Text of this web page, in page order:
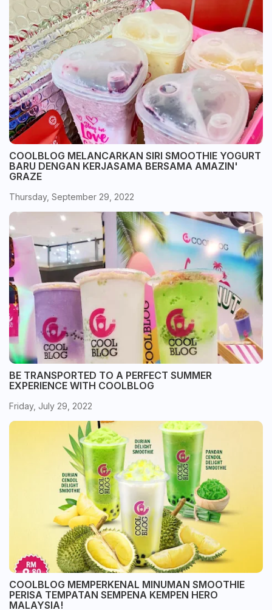
COOLBLOG MELANCARKAN SIRI SMOOTHIE YOGURT
BARU DENGAN KERJASAMA BERSAMA AMAZIN'
GRAZE
Thursday, September 29, 2022
BE TRANSPORTED TO A PERFECT SUMMER
EXPERIENCE WITH COOLBLOG
Friday, July 29, 2022
COOLBLOG MEMPERKENAL MINUMAN SMOOTHIE
PERISA TEMPATAN SEMPENA KEMPEN HERO
MALAYSIA!